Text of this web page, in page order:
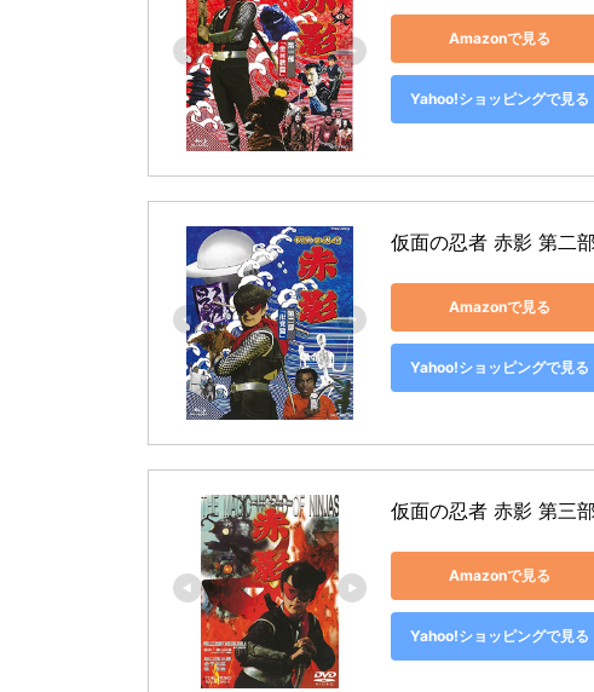
Amazonで見る
Yahoo!ショッピングで見る
仮面の忍者 赤影 第二
Amazonで見る
Yahoo!ショッピングで見る
仮面の忍者 赤影 第三
Amazonで見る
Yahoo!ショッピングで見る